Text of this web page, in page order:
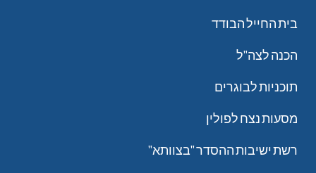
בית החייל הבודד
הכנה לצה"ל
תוכניות לבוגרים
מסעות נצח לפולין
רשת ישיבות ההסדר "בצוותא"